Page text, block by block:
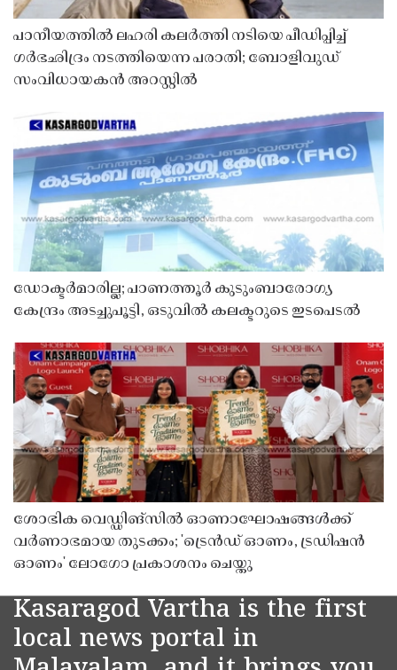
പാനീയത്തിൽ ലഹരി കലർത്തി നടിയെ പീഡിപ്പിച്ച്
ഗർഭഛിദ്രം നടത്തിയെന്ന പരാതി; ബോളിവുഡ്
സംവിധായകൻ അറസ്റ്റിൽ
ഡോക്ടർമാരില്ല; പാണത്തൂർ കുടുംബാരോഗ്യ
കേന്ദ്രം അടച്ചുപൂട്ടി, ഒടുവിൽ കലക്ടറുടെ ഇടപെടൽ
ശോഭിക വെഡ്ഡിങ്സിൽ ഓണാഘോഷങ്ങൾക്ക്
വർണാഭമായ തുടക്കം; 'ട്രെൻഡ് ഓണം, ട്രഡിഷൻ
ഓണം' ലോഗോ പ്രകാശനം ചെയ്തു
Kasaragod Vartha is the first
local news portal in